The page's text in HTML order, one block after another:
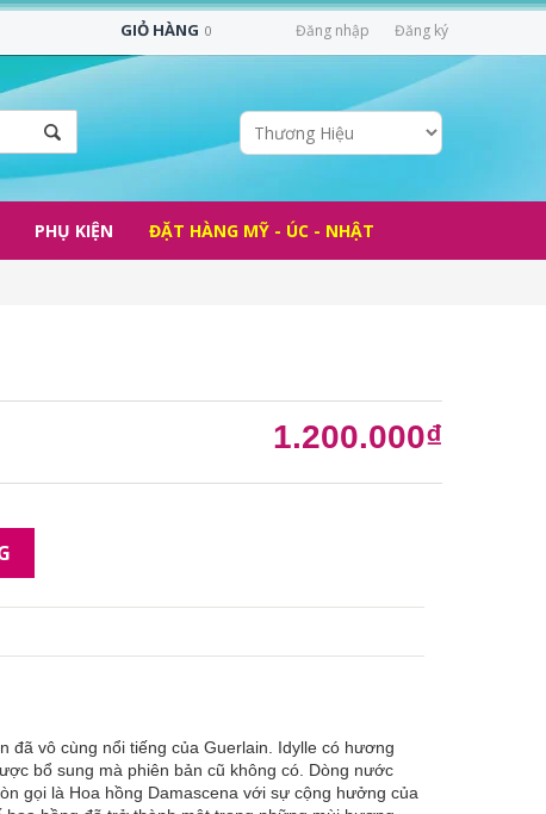
Đăng nhập Đăng ký
GIỎ HÀNG 0
PHỤ KIỆN ĐẶT HÀNG MỸ - ÚC - NHẬT
1.200.000₫
đã vô cùng nổi tiếng của Guerlain. Idylle có hương
bổ sung mà phiên bản cũ không có. Dòng nước
gọi là Hoa hồng Damascena với sự cộng hưởng của